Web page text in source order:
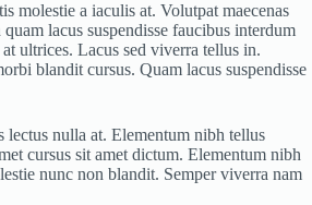
molestie a iaculis at. Volutpat maecenas
lacus suspendisse faucibus interdum
ultrices. Lacus sed viverra tellus in.
blandit cursus. Quam lacus suspendisse
lectus nulla at. Elementum nibh tellus
cursus sit amet dictum. Elementum nibh
nunc non blandit. Semper viverra nam